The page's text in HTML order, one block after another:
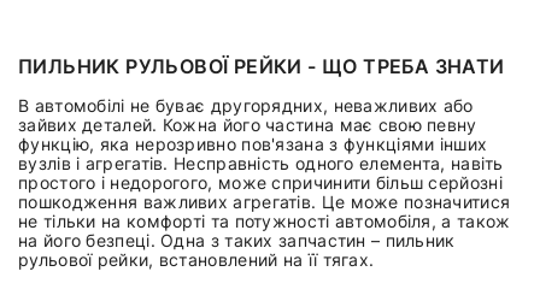
ПИЛЬНИК РУЛЬОВОЇ РЕЙКИ - ЩО ТРЕБА ЗНАТИ
В автомобілі не буває другорядних, неважливих або
зайвих деталей. Кожна його частина має свою певну
функцію, яка нерозривно пов'язана з функціями інших
вузлів і агрегатів. Несправність одного елемента, навіть
простого і недорогого, може спричинити більш серйозні
пошкодження важливих агрегатів. Це може позначитися
не тільки на комфорті та потужності автомобіля, а також
на його безпеці. Одна з таких запчастин – пильник
рульової рейки, встановлений на її тягах.